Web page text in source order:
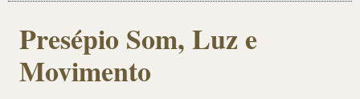
Presépio Som, Luz e
Movimento